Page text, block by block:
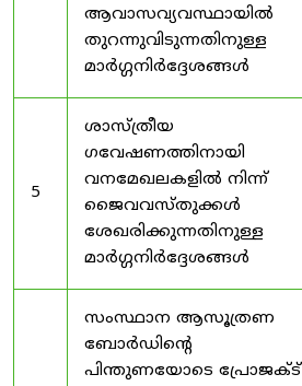
ആവാസവ്യവസ്ഥായിൽ
തുറന്നുവിടുന്നതിനുള്ള
മാർഗ്ഗനിർദ്ദേശങ്ങൾ
5
ശാസ്ത്രീയ
ഗവേഷണത്തിനായി
വനമേഖലകളിൽ നിന്ന്
ജൈവവസ്തുക്കൾ
ശേഖരിക്കുന്നതിനുള്ള
മാർഗ്ഗനിർദ്ദേശങ്ങൾ
സംസ്ഥാന ആസൂത്രണ
ബോർഡിൻ്റെ
പിന്തുണയോടെ പ്രോജക്ട്